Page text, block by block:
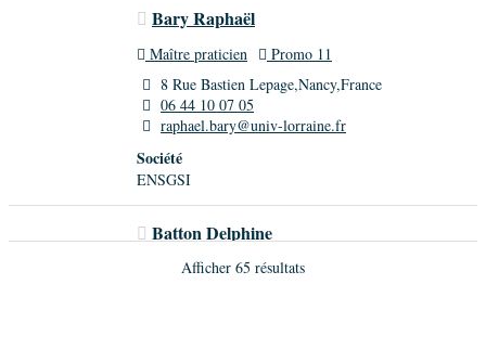
Bary Raphaël
Maître praticien
Promo 11
8 Rue Bastien Lepage,Nancy,France
06 44 10 07 05
raphael.bary@univ-lorraine.fr
Société
ENSGSI
Batton Delphine
Maître praticien
Promo 18
Afficher 65 résultats